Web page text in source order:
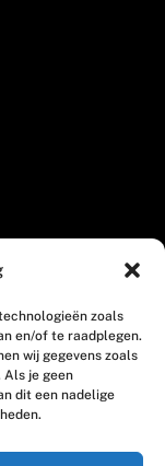
zoals
en/of te raadplegen.
wij gegevens zoals
Als je geen
dit een nadelige